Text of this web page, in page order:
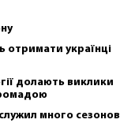
отримати українці
долають виклики
много сезонов